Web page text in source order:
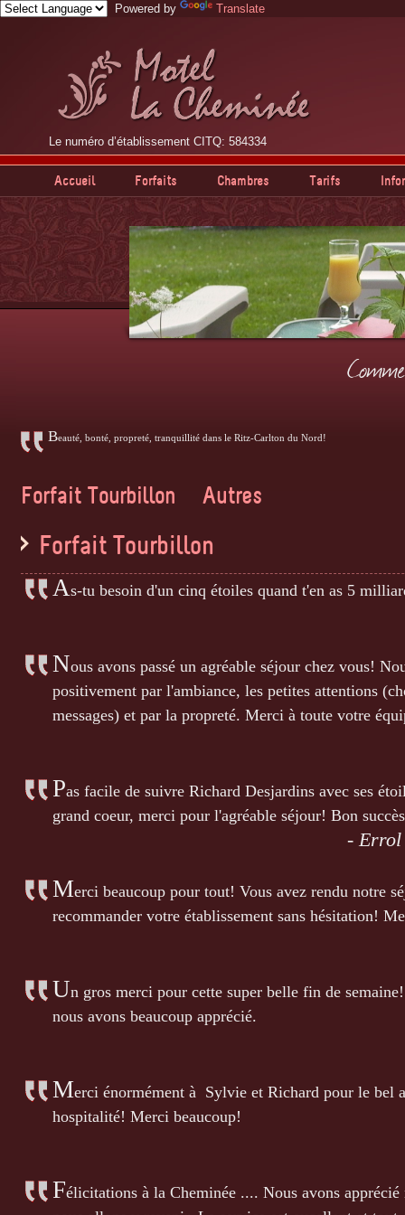
Powered by Translate
Le numéro d’établissement CITQ: 584334
Accueil Forfaits Chambres Tarifs
Beauté, bonté, propreté, tranquillité dans le Ritz-Carlton du Nord!
Forfait Tourbillon Autres
Forfait Tourbillon
As-tu besoin d'un cinq étoiles quand t'en as 5
Nous avons passé un agréable séjour chez vous!
positivement par l'ambiance, les petites attentions
messages) et par la propreté. Merci à toute votre
Pas facile de suivre Richard Desjardins avec ses
grand coeur, merci pour l'agréable séjour! Bon
- Errol
Merci beaucoup pour tout! Vous avez rendu notre
recommander votre établissement sans hésitation!
Un gros merci pour cette super belle fin de
nous avons beaucoup apprécié.
Merci énormément à Sylvie et Richard pour le bel
hospitalité! Merci beaucoup!
Félicitations à la Cheminée .... Nous avons